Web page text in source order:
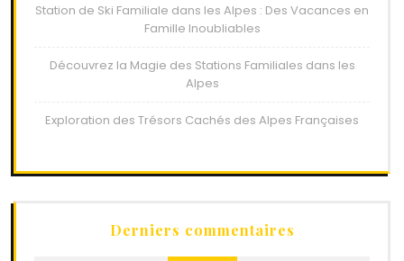
Station de Ski Familiale dans les Alpes : Des Vacances en
Famille Inoubliables
Découvrez la Magie des Stations Familiales dans les
Alpes
Exploration des Trésors Cachés des Alpes Françaises
Derniers commentaires